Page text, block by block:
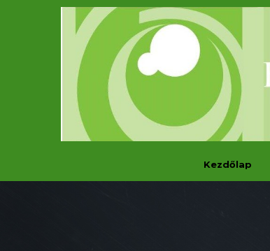
Kezdőlap